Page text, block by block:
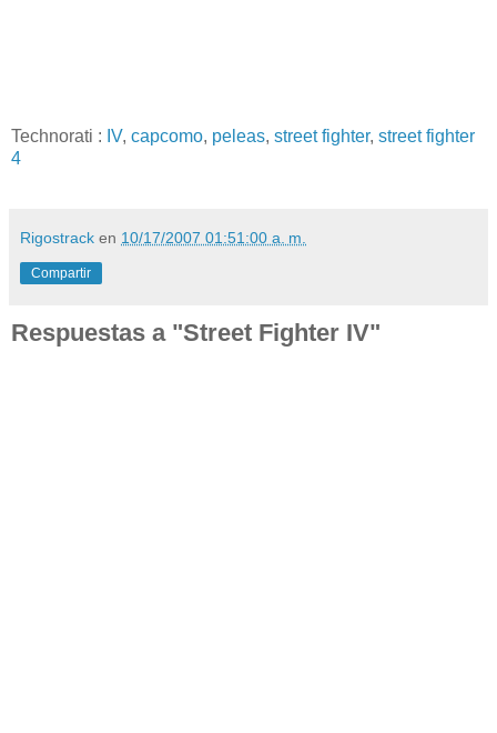
Technorati : IV, capcomo, peleas, street fighter, street fighter
4
Rigostrack en 10/17/2007 01:51:00 a. m.
Compartir
Respuestas a "Street Fighter IV"